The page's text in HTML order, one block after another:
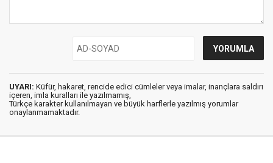
UYARI: Küfür, hakaret, rencide edici cümleler veya imalar, inançlara saldırı
içeren, imla kuralları ile yazılmamış,
Türkçe karakter kullanılmayan ve büyük harflerle yazılmış yorumlar
onaylanmamaktadır.